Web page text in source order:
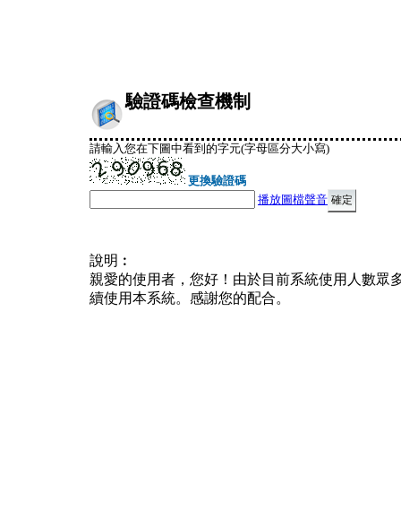
驗證碼檢查機制
請輸入您在下圖中看到的字元(字母區分大小寫)
更換驗證碼
播放圖檔聲音
說明︰
親愛的使用者，您好！由於目前系統使用人數眾
續使用本系統。感謝您的配合。